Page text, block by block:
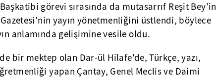
görevi sırasında da mutasarrıf Reşit Bey'in
yayın yönetmenliğini üstlendi, böylece
anlamında gelişimine vesile oldu.
bir mektep olan Dar-ül Hilafe'de, Türkçe, yazı,
yapan Çantay, Genel Meclis ve Daimi